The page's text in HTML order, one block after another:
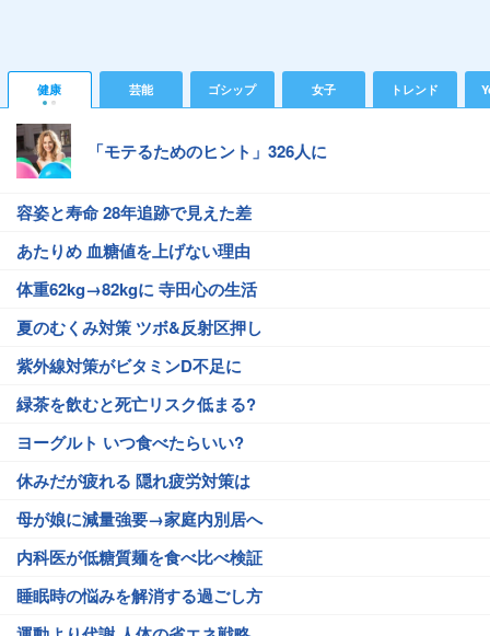
健康 芸能 ゴシップ 女子 トレンド
「モテるためのヒント」326人に
容姿と寿命 28年追跡で見えた差
あたりめ 血糖値を上げない理由
体重62kg→82kgに 寺田心の生活
夏のむくみ対策 ツボ&反射区押し
紫外線対策がビタミンD不足に
緑茶を飲むと死亡リスク低まる?
ヨーグルト いつ食べたらいい?
休みだが疲れる 隠れ疲労対策は
母が娘に減量強要→家庭内別居へ
内科医が低糖質麺を食べ比べ検証
睡眠時の悩みを解消する過ごし方